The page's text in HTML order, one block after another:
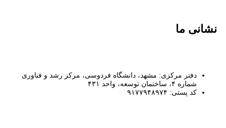
نشانی ما
دفتر مرکزی: مشهد، دانشگاه فردوسی، مرکز رشد و فناوری
شماره ۴، ساختمان توسعه، واحد ۴۳۱
کد پستی: ۹۱۷۷۹۴۸۹۷۴